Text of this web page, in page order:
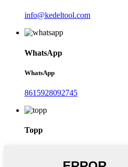
info@kedeltool.com
WhatsApp
WhatsApp
8615928092745
Topp